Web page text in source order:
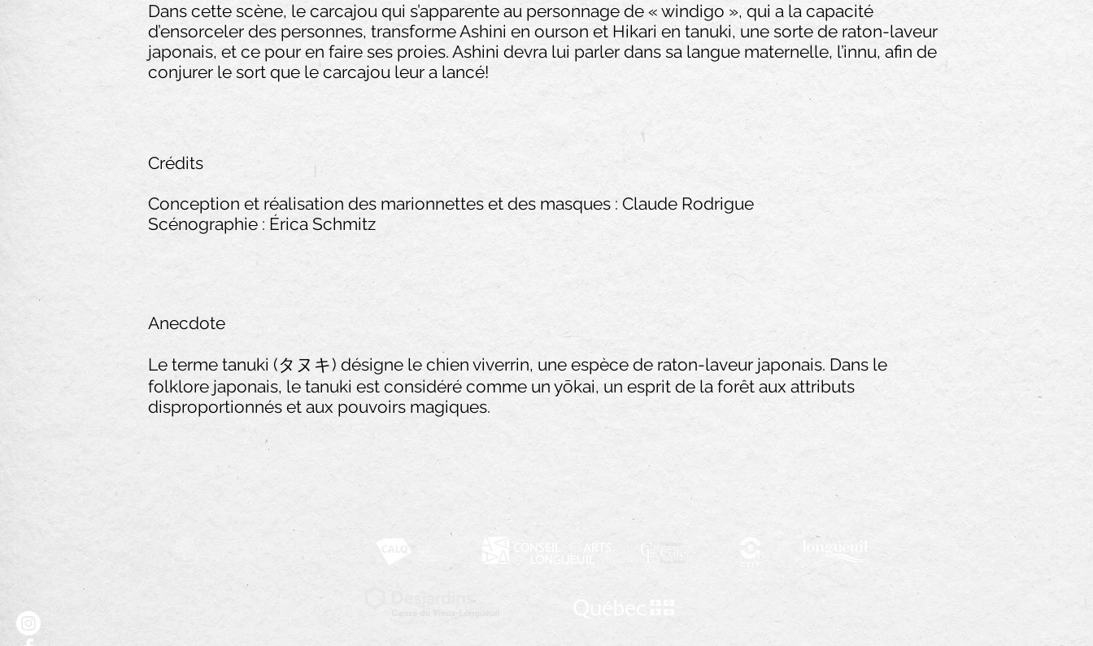
Dans cette scène, le carcajou qui s’apparente au personnage de « windigo », qui a la capacité
d’ensorceler des personnes, transforme Ashini en ourson et Hikari en tanuki, une sorte de raton-laveur
japonais, et ce pour en faire ses proies. Ashini devra lui parler dans sa langue maternelle, l’innu, afin de
conjurer le sort que le carcajou leur a lancé!
Crédits
Conception et réalisation des marionnettes et des masques : Claude Rodrigue
Scénographie : Érica Schmitz
Anecdote
Le terme tanuki (タヌキ) désigne le chien viverrin, une espèce de raton-laveur japonais. Dans le
folklore japonais, le tanuki est considéré comme un yōkai, un esprit de la forêt aux attributs
disproportionnés et aux pouvoirs magiques.